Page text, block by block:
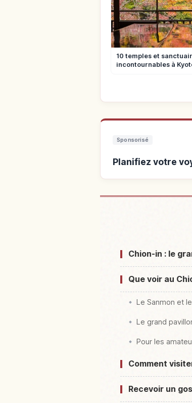
10 temples et
incontournables à
Sponsorisé
Planifiez votre
Chion-in : le
Que voir au
Le Sanmon et
Le grand
Pour les
Comment
Recevoir un